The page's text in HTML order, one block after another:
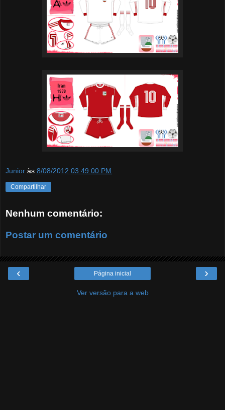
Junior às 8/08/2012 03:49:00 PM
Compartilhar
Nenhum comentário:
Postar um comentário
‹ ›
Página inicial
Ver versão para a web